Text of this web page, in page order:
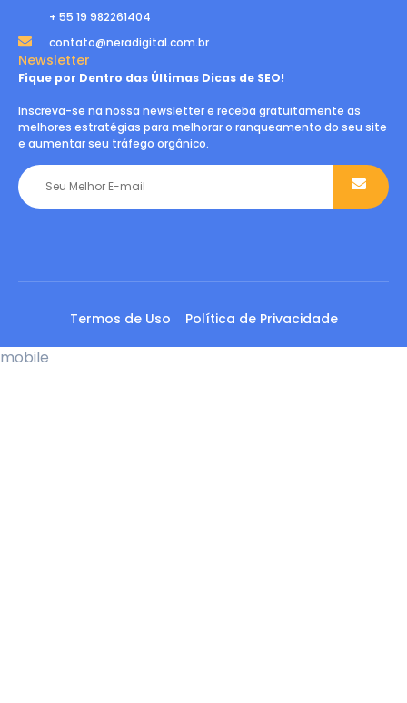
+ 55 19 982261404
contato@neradigital.com.br
Newsletter
Fique por Dentro das Últimas Dicas de SEO!
Inscreva-se na nossa newsletter e receba gratuitamente as
melhores estratégias para melhorar o ranqueamento do seu site
e aumentar seu tráfego orgânico.
Termos de Uso Política de Privacidade